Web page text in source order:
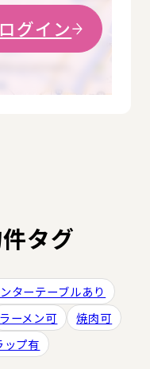
グイン
タグ
ターテーブルあり
ラーメン可
焼肉可
ップ有